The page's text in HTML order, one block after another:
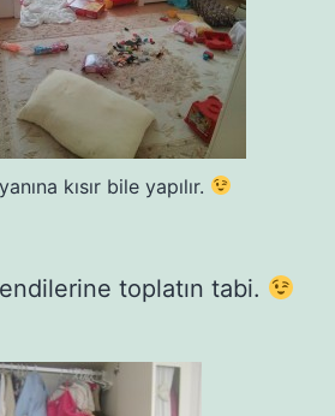
kısır bile yapılır.
toplatın tabi.